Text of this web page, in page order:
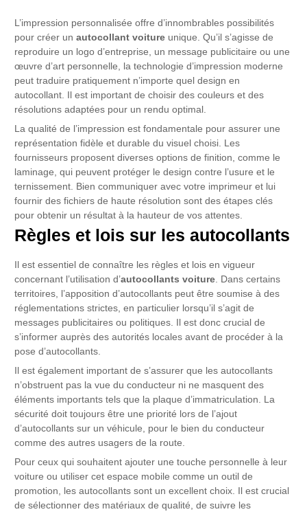
L’impression personnalisée offre d’innombrables possibilités
pour créer unautocollant voiture unique. Qu’il s’agisse de
reproduire un logo d’entreprise, un message publicitaire ou une
œuvre d’art personnelle, la technologie d’impression moderne
peut traduire pratiquement n’importe quel design en
autocollant. Il est important de choisir des couleurs et des
résolutions adaptées pour un rendu optimal.
La qualité de l’impression est fondamentale pour assurer une
représentation fidèle et durable du visuel choisi. Les
fournisseurs proposent diverses options de finition, comme le
laminage, qui peuvent protéger le design contre l’usure et le
ternissement. Bien communiquer avec votre imprimeur et lui
fournir des fichiers de haute résolution sont des étapes clés
pour obtenir un résultat à la hauteur de vos attentes.
Règles et lois sur les autocollants
Il est essentiel de connaître les règles et lois en vigueur
concernant l’utilisation d’autocollants voiture. Dans certains
territoires, l’apposition d’autocollants peut être soumise à des
réglementations strictes, en particulier lorsqu’il s’agit de
messages publicitaires ou politiques. Il est donc crucial de
s’informer auprès des autorités locales avant de procéder à la
pose d’autocollants.
Il est également important de s’assurer que les autocollants
n’obstruent pas la vue du conducteur ni ne masquent des
éléments importants tels que la plaque d’immatriculation. La
sécurité doit toujours être une priorité lors de l’ajout
d’autocollants sur un véhicule, pour le bien du conducteur
comme des autres usagers de la route.
Pour ceux qui souhaitent ajouter une touche personnelle à leur
voiture ou utiliser cet espace mobile comme un outil de
promotion, les autocollants sont un excellent choix. Il est crucial
de sélectionner des matériaux de qualité, de suivre les